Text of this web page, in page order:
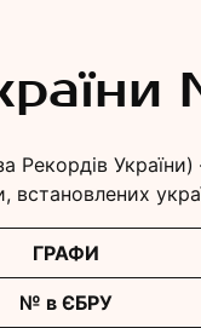
Рекордів
встановлених
ГРАФИ
№ в ЄБРУ